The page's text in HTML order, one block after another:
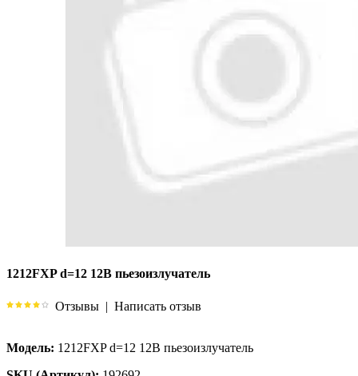
1212FXP d=12 12В пьезоизлучатель
Отзывы | Написать отзыв
Модель: 1212FXP d=12 12В пьезоизлучатель